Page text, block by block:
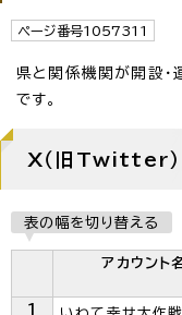
ページ番号1057311
県と関係機関が開設・
です。
X（旧Twitter）
表の幅を切り替える
アカウント
1